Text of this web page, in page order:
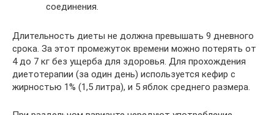
соединения.
Длительность диеты не должна превышать 9 дневного
срока. За этот промежуток времени можно потерять от
4 до 7 кг без ущерба для здоровья. Для прохождения
диетотерапии (за один день) используется кефир с
жирностью 1% (1,5 литра), и 5 яблок среднего размера.